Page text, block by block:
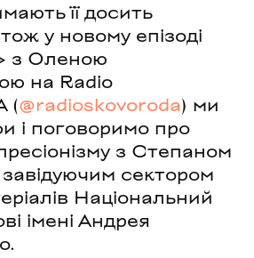
її досить
у новому епізоді
з Оленою
на Radio
(@radioskovoroda) ми
і поговоримо про
з Степаном
сектором
Національний
імені Андрея